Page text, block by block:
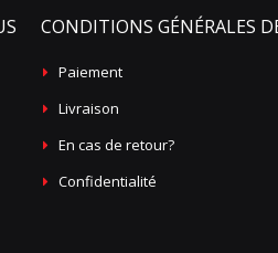
CONDITIONS GÉNÉRALES
Paiement
Livraison
En cas de retour?
Confidentialité